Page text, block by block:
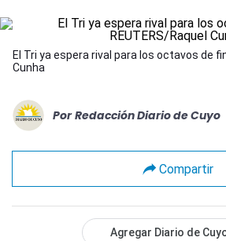
El Tri ya espera rival para los octavos de
Cunha
Por Redacción Diario de Cuyo
Compartir
Agregar Diario de